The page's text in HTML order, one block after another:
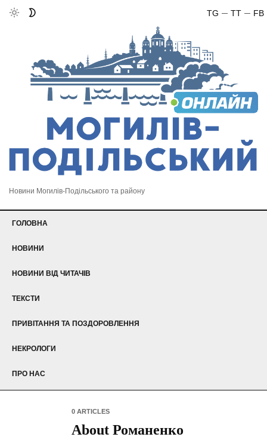
FB
TT
TG
Новини Могилів-Подільського та району
ГОЛОВНА
НОВИНИ
НОВИНИ ВІД ЧИТАЧІВ
ТЕКСТИ
ПРИВІТАННЯ ТА ПОЗДОРОВЛЕННЯ
НЕКРОЛОГИ
ПРО НАС
0 ARTICLES
About Романенко